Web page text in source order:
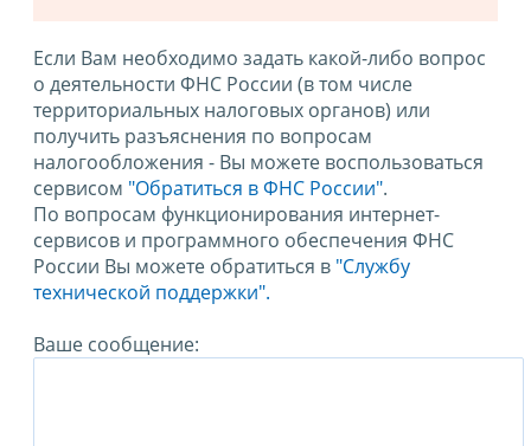
Если Вам необходимо задать какой-либо вопрос
о деятельности ФНС России (в том числе
территориальных налоговых органов) или
получить разъяснения по вопросам
налогообложения - Вы можете воспользоваться
сервисом "Обратиться в ФНС России".
По вопросам функционирования интернет-
сервисов и программного обеспечения ФНС
России Вы можете обратиться в "Службу
технической поддержки".
Ваше сообщение: